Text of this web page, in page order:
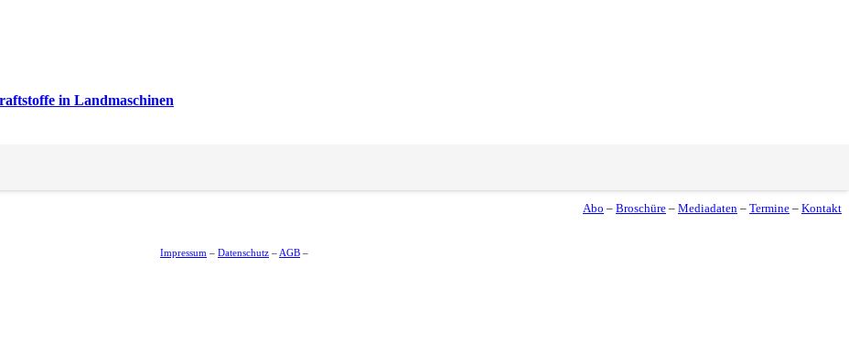
in Landmaschinen
Abo – Broschüre – Mediadaten – Termine – Kontakt
Impressum – Datenschutz – AGB –